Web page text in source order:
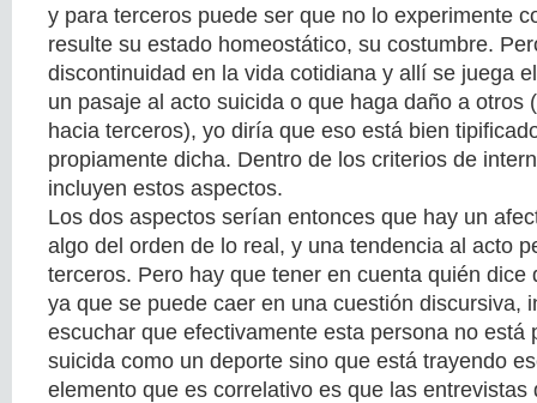
y para terceros puede ser que no lo experimente
resulte su estado homeostático, su costumbre.
discontinuidad en la vida cotidiana y allí se juega
un pasaje al acto suicida o que haga daño a otros
hacia terceros), yo diría que eso está bien
propiamente dicha. Dentro de los criterios de
incluyen estos aspectos.
Los dos aspectos serían entonces que hay un
algo del orden de lo real, y una tendencia al acto
terceros. Pero hay que tener en cuenta quién dice
ya que se puede caer en una cuestión discursiva,
escuchar que efectivamente esta persona no está
suicida como un deporte sino que está trayendo
elemento que es correlativo es que las entrevistas